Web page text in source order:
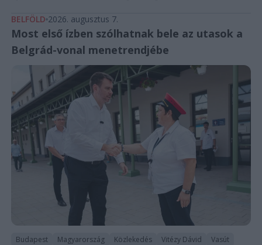
BELFÖLD 2026. augusztus 7.
Most első ízben szólhatnak bele az utasok a
Belgrád-vonal menetrendjébe
Budapest Magyarország Közlekedés Vitézy Dávid Vasút